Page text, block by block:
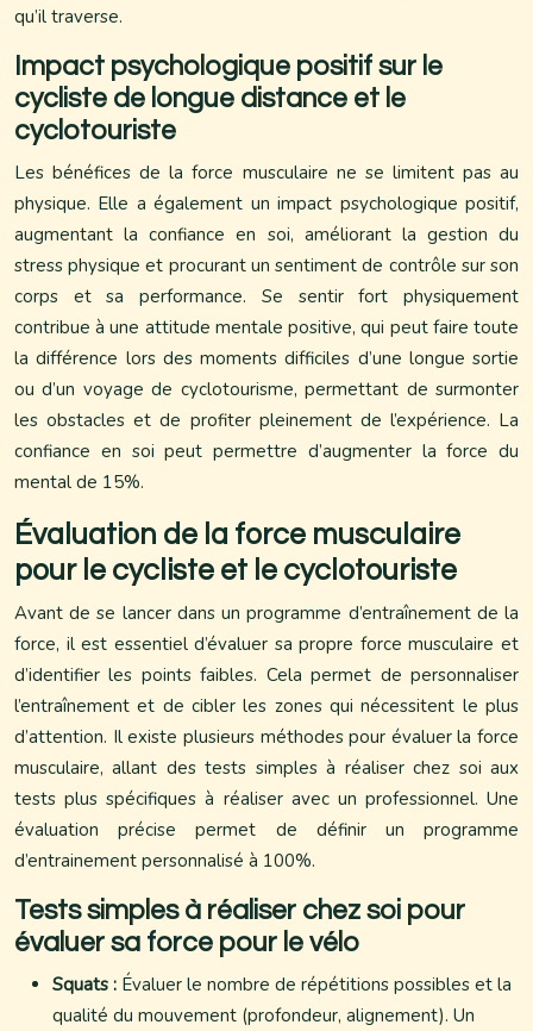
qu’il traverse.
Impact psychologique positif sur le
cycliste de longue distance et le
cyclotouriste
Les bénéfices de la force musculaire ne se limitent pas au
physique. Elle a également un impact psychologique positif,
augmentant la confiance en soi, améliorant la gestion du
stress physique et procurant un sentiment de contrôle sur son
corps et sa performance. Se sentir fort physiquement
contribue à une attitude mentale positive, qui peut faire toute
la différence lors des moments difficiles d’une longue sortie
ou d’un voyage de cyclotourisme, permettant de surmonter
les obstacles et de profiter pleinement de l’expérience. La
confiance en soi peut permettre d’augmenter la force du
mental de 15%.
Évaluation de la force musculaire
pour le cycliste et le cyclotouriste
Avant de se lancer dans un programme d’entraînement de la
force, il est essentiel d’évaluer sa propre force musculaire et
d’identifier les points faibles. Cela permet de personnaliser
l’entraînement et de cibler les zones qui nécessitent le plus
d’attention. Il existe plusieurs méthodes pour évaluer la force
musculaire, allant des tests simples à réaliser chez soi aux
tests plus spécifiques à réaliser avec un professionnel. Une
évaluation précise permet de définir un programme
d’entrainement personnalisé à 100%.
Tests simples à réaliser chez soi pour
évaluer sa force pour le vélo
Squats : Évaluer le nombre de répétitions possibles et la
qualité du mouvement (profondeur, alignement). Un